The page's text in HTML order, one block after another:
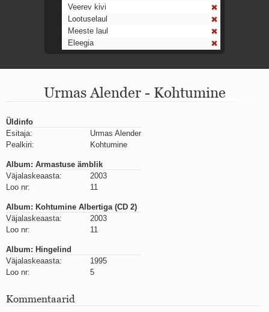
Veerev kivi
Lootuselaul
Meeste laul
Eleegia
Ahtumine
Mu isamaa on minu arm
Oota mind
Päikeselapsed
Laul võimalusest
Luigelaul
Mis saab sellest loomusevalust
Ei mullast
Avanemine
Üleminek
Laul teost
Põhi, lõuna, ida, lääs
Omaette
Urmas Alender - Kohtumine
Üldinfo
Esitaja:
Urmas Alender
Pealkiri:
Kohtumine
Album: Armastuse ämblik
Väjalaskeaasta:
2003
Loo nr:
11
Album: Kohtumine Albertiga (CD 2)
Väjalaskeaasta:
2003
Loo nr:
11
Album: Hingelind
Väjalaskeaasta:
1995
Loo nr:
5
Kommentaarid